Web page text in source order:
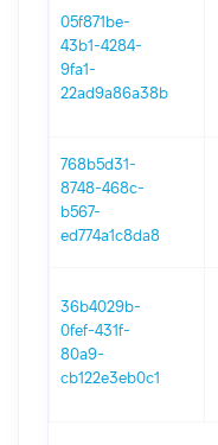
05f871be-
43b1-4284-
9fa1-
22ad9a86a38b
768b5d31-
8748-468c-
b567-
ed774a1c8da8
36b4029b-
0fef-431f-
80a9-
cb122e3eb0c1